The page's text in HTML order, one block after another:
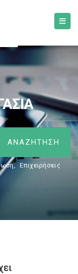
, Επιχειρήσεις